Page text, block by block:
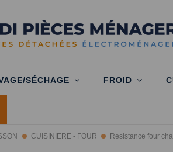
SÉCHAGE FROID
CUISINIERE - FOUR Resistance four